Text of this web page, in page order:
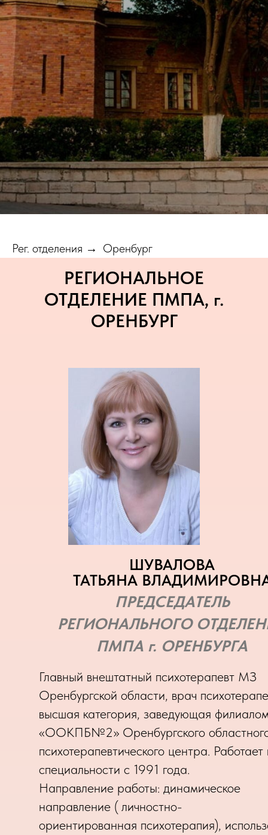
Рег. отделения → Оренбург
РЕГИОНАЛЬНОЕ
ОТДЕЛЕНИЕ ПМПА, г.
ОРЕНБУРГ
ШУВАЛОВА
ТАТЬЯНА
ПРЕДСЕДАТЕЛЬ
РЕГИОНАЛЬНОГО
ПМПА г. ОРЕНБУРГА
Главный внештатный психотерапевт МЗ
Оренбургской области, врач
высшая категория, заведующая
«ООКПБ№2» Оренбургского
психотерапевтического центра. Работает
специальности с 1991 года.
Направление работы: динамическое
направление ( личностно-
ориентированная психотерапия),